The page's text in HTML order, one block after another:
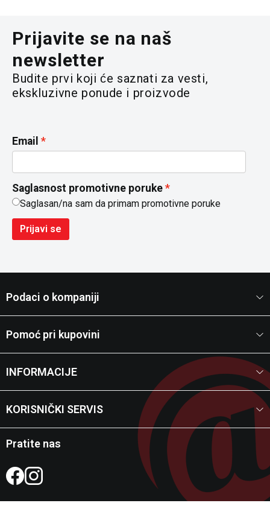
Prijavite se na naš
newsletter
Budite prvi koji će saznati za vesti,
ekskluzivne ponude i proizvode
Email
Saglasnost promotivne poruke
Saglasan/na sam da primam promotivne poruke
Prijavi se
Podaci o kompaniji
Pomoć pri kupovini
INFORMACIJE
KORISNIČKI SERVIS
Pratite nas